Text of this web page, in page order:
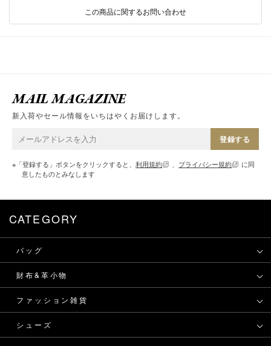
この商品に関するお問い合わせ
MAIL MAGAZINE
新入荷やセール情報をいちはやくお届けします。
登録する
※「登録する」ボタンをクリックすると、 利用規約 、 プライバシー規約
に同
意したものとみなします
CATEGORY
バッグ
財布&革小物
ファッション雑貨
シューズ